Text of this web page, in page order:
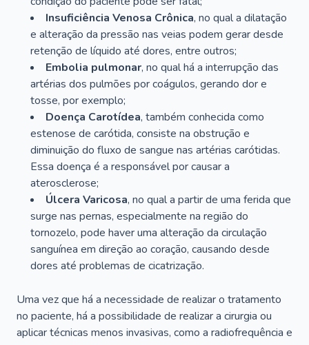
Insuficiência Venosa Crônica, no qual a dilatação
e alteração da pressão nas veias podem gerar desde
retenção de líquido até dores, entre outros;
Embolia pulmonar, no qual há a interrupção das
artérias dos pulmões por coágulos, gerando dor e
tosse, por exemplo;
Doença Carotídea, também conhecida como
estenose de carótida, consiste na obstrução e
diminuição do fluxo de sangue nas artérias carótidas.
Essa doença é a responsável por causar a
aterosclerose;
Úlcera Varicosa, no qual a partir de uma ferida que
surge nas pernas, especialmente na região do
tornozelo, pode haver uma alteração da circulação
sanguínea em direção ao coração, causando desde
dores até problemas de cicatrização.
Uma vez que há a necessidade de realizar o tratamento
no paciente, há a possibilidade de realizar a cirurgia ou
aplicar técnicas menos invasivas, como a radiofrequência e